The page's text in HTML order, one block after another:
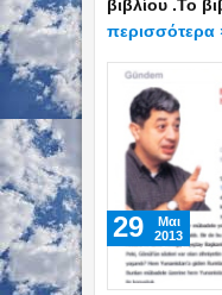
βιβλίου .Το
περισσότερα
29
Mαι
2013